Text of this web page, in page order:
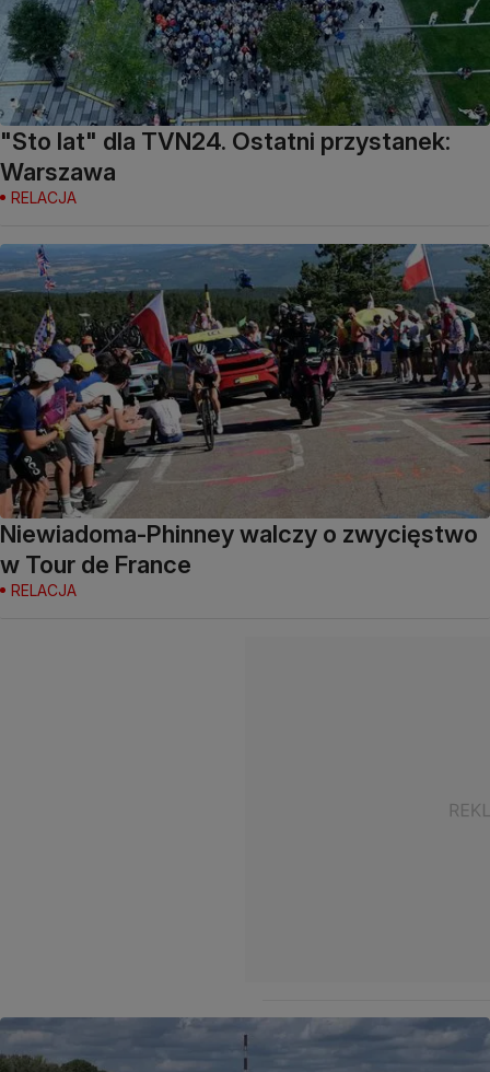
"Sto lat" dla TVN24. Ostatni przystanek:
Warszawa
RELACJA
Niewiadoma-Phinney walczy o zwycięstwo
w Tour de France
RELACJA